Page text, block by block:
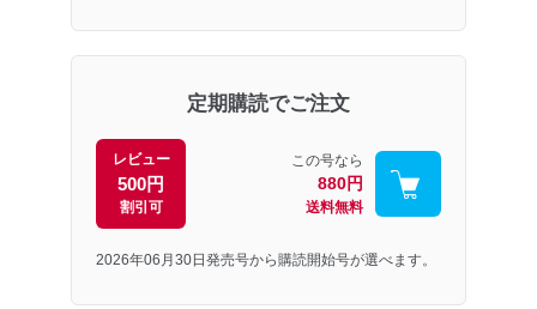
定期購読でご注文
レビュー
500円
割引可
この号なら
880円
送料無料
2026年06月30日発売号から購読開始号が選べます。